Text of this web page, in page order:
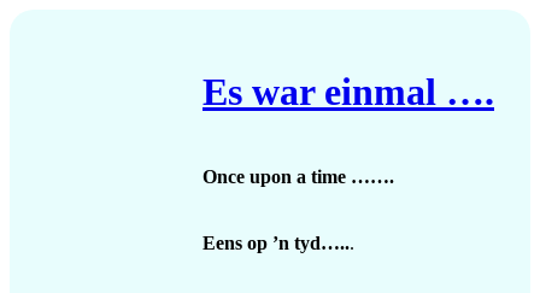
Es war einmal ….
Once upon a time …….
Eens op ’n tyd…...